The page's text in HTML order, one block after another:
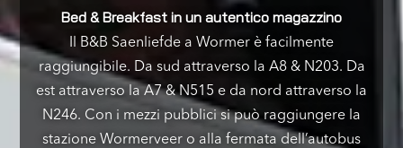
Bed & Breakfast in un autentico magazzino
Il B&B Saenliefde a Wormer è facilmente
raggiungibile. Da sud attraverso la A8 & N203. Da
est attraverso la A7 & N515 e da nord attraverso la
N246. Con i mezzi pubblici si può raggiungere la
stazione Wormerveer o alla fermata dell’autobus